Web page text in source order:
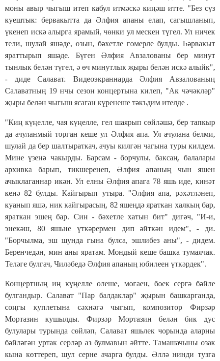
моны авыр чыгыш итеп кабул итмәскә киңәш итте. "Без сүз
куештык: бервакытта да Әлфия апаны елап, сагышланып,
үкенеп искә алырга ярамый, чөнки ул мескен түгел. Ул ничек
тели, шулай яшәде, озын, бәхетле гомерле булды. Һәрвакыт
яраттырып яшәде. Бүген Әлфия Авзалованы бер минут
тынлык белән түгел, ә өч минутлык җыры белән искә алыйк",
- диде Салават. Видеоэкраннарда Әлфия Авзалованың
Салаватның 19 нчы сезон концертына килеп, "Ак чәчәкләр"
җыры белән чыгыш ясаган күренеше тәкъдим ителде .
"Киң күңелле, чая күңелле, гел шаярып сөйләшә, бер тапкыр
да ачуланмый торган кеше ул Әлфия апа. Ул ачулана белми,
шулай да бер шалтыраткач, ачуы килгән чагына туры килдем.
Мине үзенә чакырды. Барсам - борчулы, баксаң, балалары
архивка барып, тикшеренеп, Әлфия апаның чын яшен
ачыклаганнар икән. Ул елны Әлфия апага 78 яшь иде, кинәт
кенә 82 булды. Кайгырып утыра. "Әлфия апа, рәхәтләнеп,
куанып яшә, ник кайгырасың, 82 яшеңдә яраткан халкың бар,
яраткан эшең бар. Син - бәхетле хатын бит" дигәч, "И-и,
энекәш, 80 яшьне үткәрермен дип әйткән идем", - ди.
"Борчылма, эш шунда гына булса, эшлибез аны", - дидем.
Беренчедән, мин аны яратам. Мондый кеше башка тумаячак.
Теләге булгач, Чиләбедә Әлфия апаның юбилеен үткәрдек".
Концертның иң күңелле өлеше, мөгаен, бөек сергә бәйле
булгандыр. Салават "Пар балдаклар" җырын башкарганда,
соңгы куплетына сәхнәгә чыгып, композитор Фирзәр
Мортазин кушылды. Фирзәр Мортазин белән бик дус
булулары турында сөйләп, Салават яшьлек чорында аларны
бәйләгән уртак серләр аз булмавын әйтте. Тамашачыны озак
кына көттереп, шул серне ачарга булды. Әллә нинди тузга